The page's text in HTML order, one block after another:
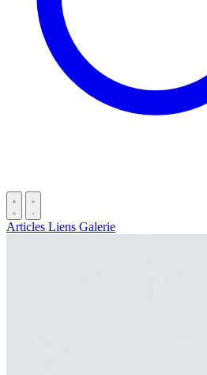
Articles Liens Galerie